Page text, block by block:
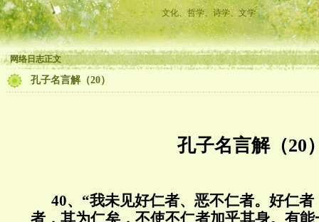
文化、哲学、诗学、文学
网络日志正文
孔子名言解（20）
孔子名言解（20
40、“我未见好仁者、恶不仁者。好仁
者，其为仁矣，不使不仁者加乎其身。有